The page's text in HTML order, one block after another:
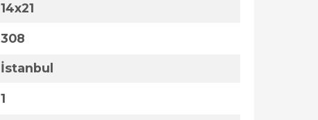
14x21
308
İstanbul
1